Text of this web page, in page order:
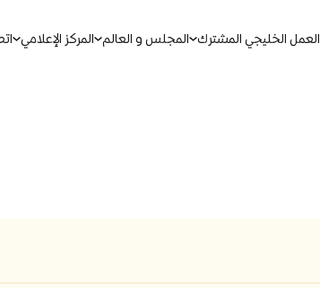
العمل الخليجي المشترك المجلس و العالم المركز الإعلامي